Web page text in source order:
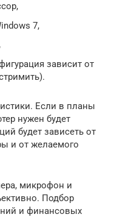
7,
зависит от
Если в планы
нужен будет
будет зависеть от
и от желаемого
микрофон и
Подбор
и финансовых